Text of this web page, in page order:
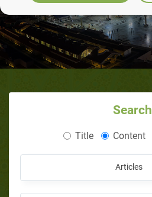
Search
Title Content
Articles